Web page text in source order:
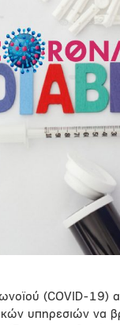
(COVID-19)
υπηρεσιών να